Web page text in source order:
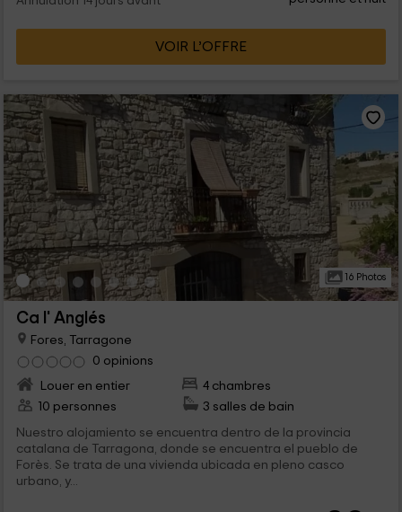
VOIR L’OFFRE
16 Photos
Ca l' Anglés
Fores, Tarragone
0 opinions
Louer en entier
4 chambres
10 personnes
3 salles de bain
Nuestro alojamiento se encuentra dentro de la provincia
catalana de Tarragona, donde se encuentra el pueblo de
Forès. Se trata de una vivienda ubicada en pleno casco
urbano, y...